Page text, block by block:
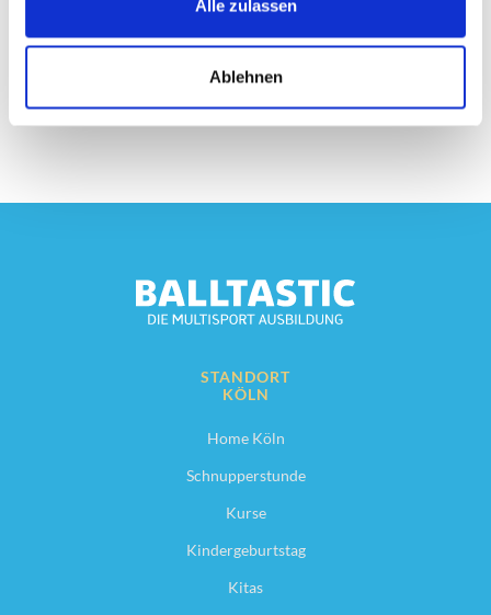
Alle zulassen
Ablehnen
STANDORT
KÖLN
Home Köln
Schnupperstunde
Kurse
Kindergeburtstag
Kitas